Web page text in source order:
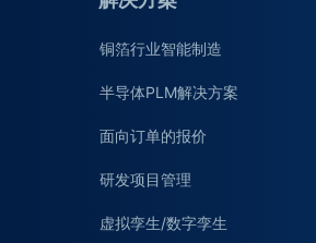
铜箔行业智能制造
半导体PLM解决方案
面向订单的报价
研发项目管理
虚拟孪生/数字孪生